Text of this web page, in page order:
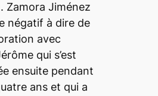
Zamora Jiménez
négatif à dire de
avec
qui s’est
ensuite pendant
ans et qui a